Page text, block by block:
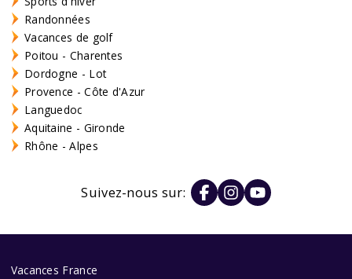
Randonnées
Vacances de golf
Poitou - Charentes
Dordogne - Lot
Provence - Côte d'Azur
Languedoc
Aquitaine - Gironde
Rhône - Alpes
Suivez-nous sur:
Vacances France